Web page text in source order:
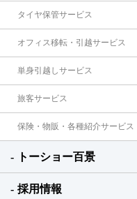
タイヤ保管サービス
オフィス移転・引越サービス
単身引越しサービス
旅客サービス
保険・物販・各種紹介サービス
トーショー百景
採用情報